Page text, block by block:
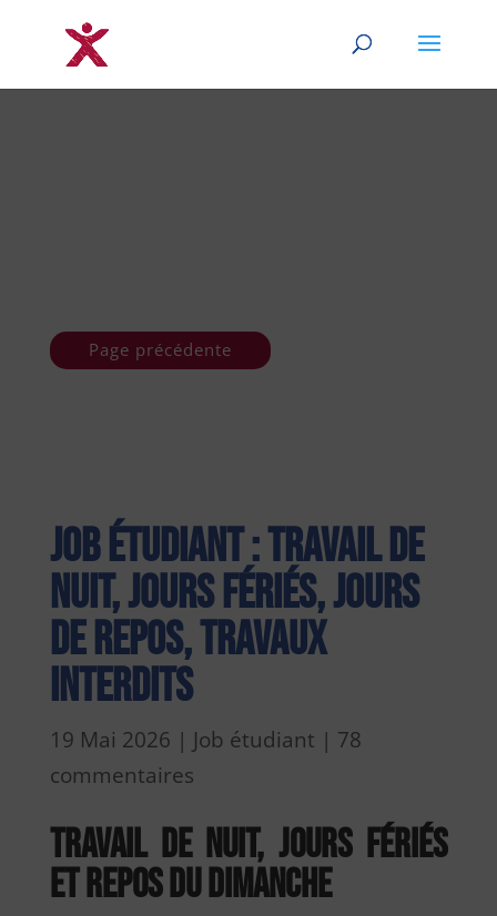
Page précédente
Job étudiant : travail de
nuit, jours fériés, jours
de repos, travaux
interdits
19 Mai 2026 | Job étudiant | 78
commentaires
Travail de nuit, jours fériés
et repos du dimanche